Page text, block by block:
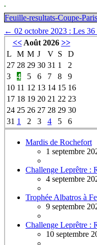
.
Feuille-resultats-Coupe-
← 02 octobre 2023 : Les
<<Août 2026 >>
L
M M J V S
D
27 28 29 30 31 1
2
3
4 5 6 7 8
9
10 11 12 13 14 15 16
17 18 19 20 21 22 23
24 25 26 27 28 29 30
31 1 2 3 4 5 6
Mardis de Rochefort
1 septembre
Challenge Leprêtre :
4 septembre
Trophée Albatros à
9 septembre
Challenge Leprêtre :
10 septembre